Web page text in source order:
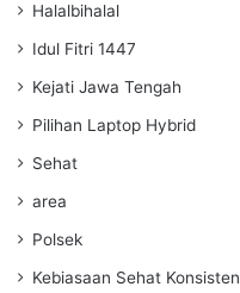
Halalbihalal
Idul Fitri 1447
Kejati Jawa Tengah
Pilihan Laptop Hybrid
Sehat
area
Polsek
Kebiasaan Sehat Konsisten